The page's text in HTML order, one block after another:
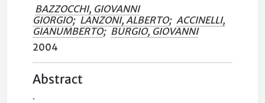
BAZZOCCHI, GIOVANNI
GIORGIO; LANZONI, ALBERTO; ACCINELLI,
GIANUMBERTO; BURGIO, GIOVANNI
2004
Abstract
.